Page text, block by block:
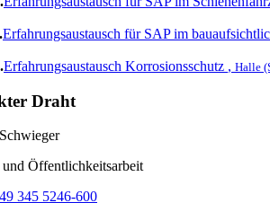
Erfahrungsaustausch für SAP im
Erfahrungsaustausch Korrosionsschutz , Halle
Draht
Öffentlichkeitsarbeit
345 5246-600